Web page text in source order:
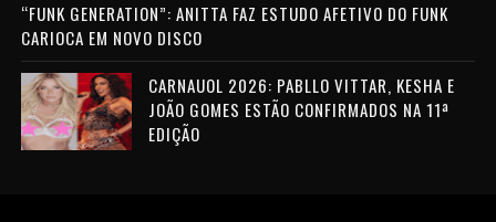
“FUNK GENERATION”: ANITTA FAZ ESTUDO AFETIVO DO FUNK
CARIOCA EM NOVO DISCO
CARNAUOL 2026: PABLLO VITTAR, KESHA E
JOÃO GOMES ESTÃO CONFIRMADOS NA 11ª
EDIÇÃO